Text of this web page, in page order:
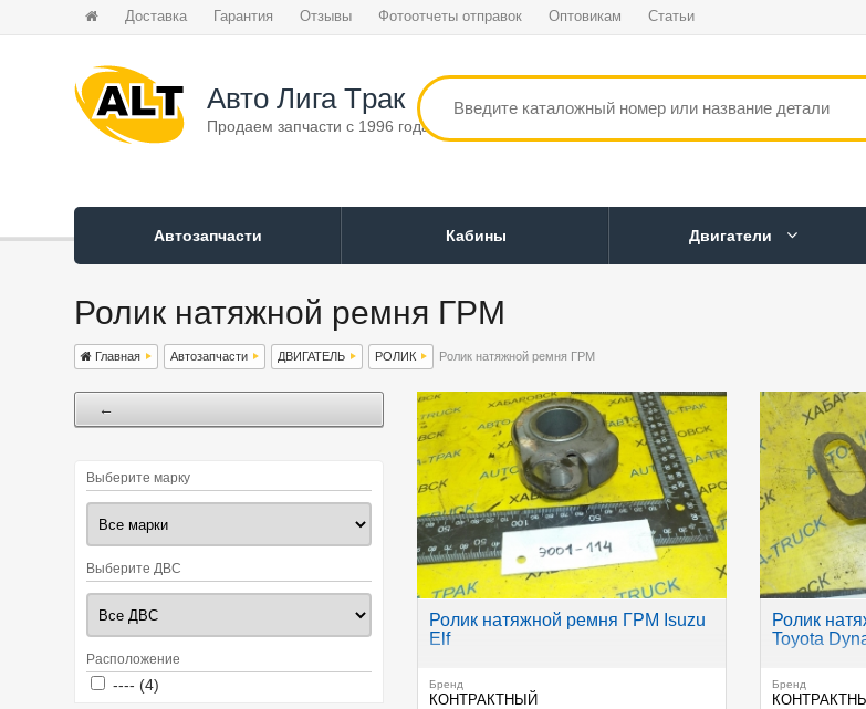
Доставка Гарантия Отзывы Фотоотчеты отправок Оптовикам Статьи
Авто Лига Tрак
Продаем запчасти с 1996 года
Автозапчасти Кабины Двигатели
Ролик натяжной ремня ГРМ
Главная Автозапчасти ДВИГАТЕЛЬ РОЛИК Ролик натяжной ремня ГРМ
←
Выберите марку
Выберите ДВС
Расположение
Apply ---- filter
---- (4)
Ролик натяжной ремня ГРМ Isuzu
Elf
Бренд
КОНТРАКТНЫЙ
Ролик
Toyota
Бренд